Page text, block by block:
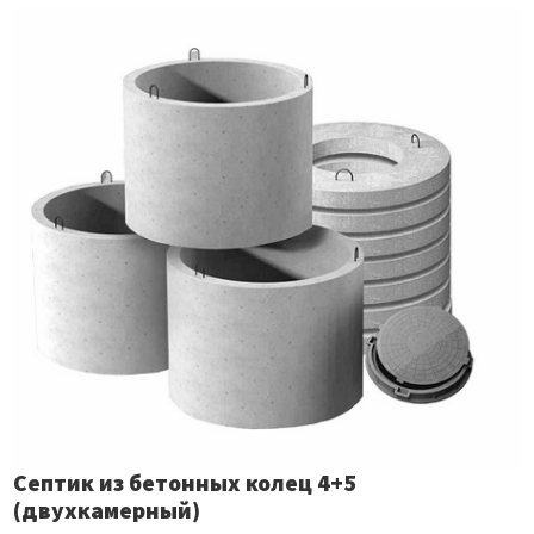
Септик из бетонных колец 4+5
(двухкамерный)